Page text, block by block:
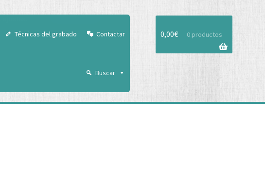
Técnicas del grabado Contactar
Buscar
0,00€ 0 productos
Aceptar